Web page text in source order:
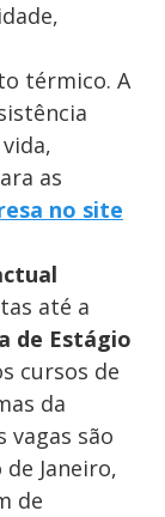
térmico. A
as
no site
até a
de Estágio
cursos de
da
vagas são
Janeiro,
de